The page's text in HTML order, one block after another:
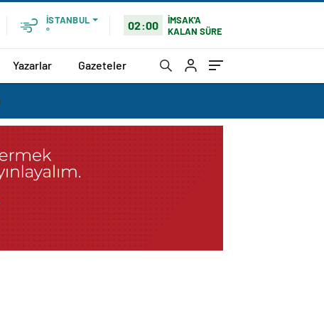
İSTANBUL
°
02:00
İMSAK'A
KALAN SÜRE
Yazarlar Gazeteler